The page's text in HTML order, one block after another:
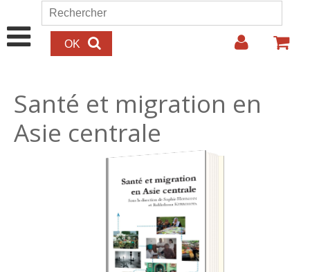
Aller au contenu principal
Formulaire de recherche
Rechercher
Santé et migration en
Asie centrale
30.00€